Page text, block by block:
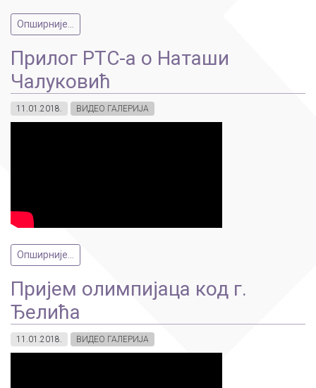
Опширније...
Прилог РТС-а о Наташи
Чалуковић
11.01.2018. ВИДЕО ГАЛЕРИЈА
Опширније...
Пријем олимпијаца код г.
Ђелића
11.01.2018. ВИДЕО ГАЛЕРИЈА